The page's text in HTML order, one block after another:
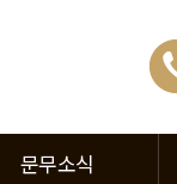
문무소식